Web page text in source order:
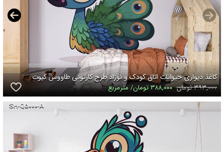
کاغذ دیواری حیوانات اتاق کودک و نوزاد طرح کارتونی طاووس کیوت
۳۹۳,۰۰۰ تومان
۳۸۸,۰۰۰ تومان/ مترمربع
SH-Q۵۰۰۰-A